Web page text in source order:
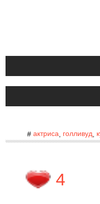
# актриса, голливуд,
4